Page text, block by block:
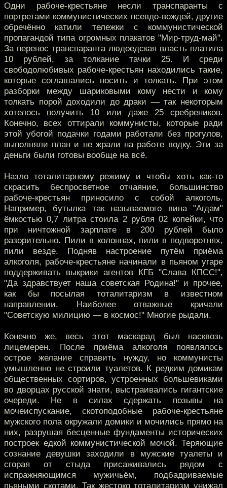
Одни рабоче-крестьяне несли транспаранты с
портретами коммунистических псевдо-вождей, другие
обречённо катили тележки с коммунистической
пропагандой типа огромных плакатов "Мир-труд-май".
За перенос транспаранта людоедская власть платила
10 рублей, за толкание тачки 25. И среди
свободолюбивых рабоче-крестьян находились такие,
которые соглашались носить и толкать. При этом
разборки между шариковыми кому нести и кому
толкать порой доходили до драки — так некоторым
хотелось получить 10 или даже 25 сребреников.
Конечно, всех оттирали коммунисты, которые ради
этой убогой подачки годами работали без прогулов,
выполняли план и не жрали на работе водку. Эти за
деньги были готовы вообще на всё.
Назло тоталитарному режиму и чтобы хоть как-то
скрасить беспросветное отчаяние, большинство
рабоче-крестьян приносило с собой алкоголь.
Например, бутылка так называемого вина "Агдам"
ёмкостью 0,7 литра стоила 2 рубля 02 копейки, что
при ничтожной зарплате в 200 рублей было
разорительно. Пили в колоннах, пили в подворотнях,
пили везде. Подняв настроение путём приёма
алкоголя, рабоче-крестьяне начинали в пьяном угаре
поддерживать выкрики агентов КГБ "Слава КПСС!",
"Да здравствует наша советская Родина!" и прочее,
как бы посылая тоталитаризм в известном
направлении. Наиболее отважные кричали
"Советскую милицию — в космос!" Многие рыдали.
Конечно же, весь этот маскарад был насквозь
лицемерен. После приёма алкоголя появлялось
острое желание справить нужду, но коммунисты
умышленно не строили туалетов. К редким домикам
общественных сортиров, устроенных большевиками
во дворцах русской знати, выстраивались гигантские
очереди. Не в силах сдержать позывы на
мочеиспускание, скотоподобные рабоче-крестьяне
мужского пола окружали домики и мочились прямо на
них, разрушая бесценные фундаменты исторических
построек едкой коммунистической мочой. Теряющие
сознание девушки заходили в мужские туалеты и
сгорая от стыда присаживались рядом с
испражняющимся мужичьём, подбадриваемые
пьяными скотами. Так жестоко тоталитаризм унижал